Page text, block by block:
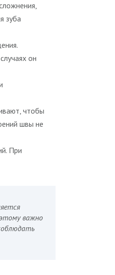
зуба
он
чтобы
швы не
При
важно